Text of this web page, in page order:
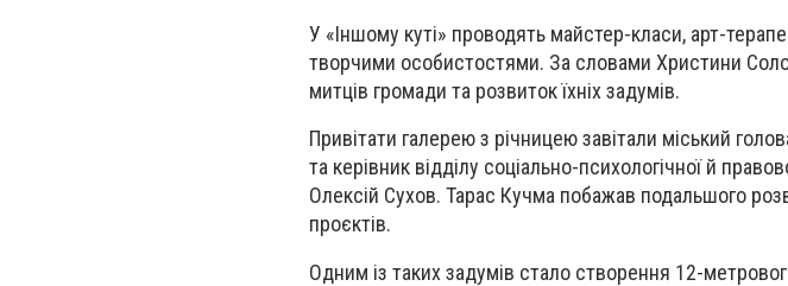
У «Іншому куті» проводять майстер-класи, арт-
творчими особистостями. За словами Христини
митців громади та розвиток їхніх задумів.
Привітати галерею з річницею завітали міський
та керівник відділу соціально-психологічної й
Олексій Сухов. Тарас Кучма побажав подальшого
проєктів.
Одним із таких задумів стало створення 12-